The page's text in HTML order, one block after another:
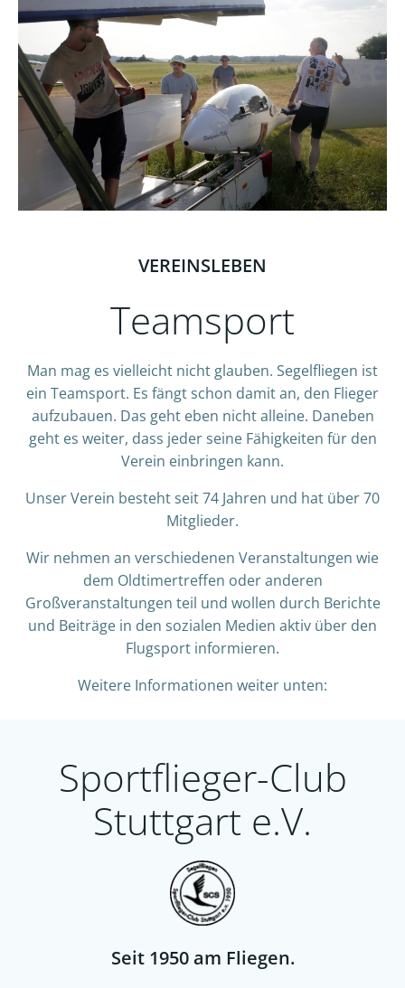
VEREINSLEBEN
Teamsport
Man mag es vielleicht nicht glauben. Segelfliegen ist
ein Teamsport. Es fängt schon damit an, den Flieger
aufzubauen. Das geht eben nicht alleine. Daneben
geht es weiter, dass jeder seine Fähigkeiten für den
Verein einbringen kann.
Unser Verein besteht seit 74 Jahren und hat über 70
Mitglieder.
Wir nehmen an verschiedenen Veranstaltungen wie
dem Oldtimertreffen oder anderen
Großveranstaltungen teil und wollen durch Berichte
und Beiträge in den sozialen Medien aktiv über den
Flugsport informieren.
Weitere Informationen weiter unten:
Sportflieger-Club
Stuttgart e.V.
Seit 1950 am Fliegen.